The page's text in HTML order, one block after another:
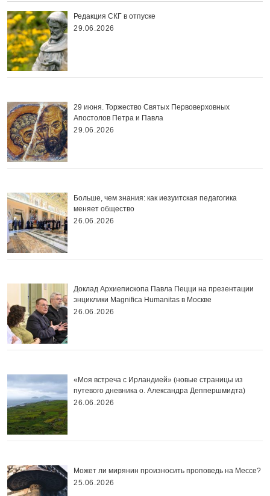
Редакция СКГ в отпуске
29.06.2026
29 июня. Торжество Святых Первоверховных
Апостолов Петра и Павла
29.06.2026
Больше, чем знания: как иезуитская педагогика
меняет общество
26.06.2026
Доклад Архиепископа Павла Пецци на презентации
энциклики Magnifica Нumanitas в Москве
26.06.2026
«Моя встреча с Ирландией» (новые страницы из
путевого дневника о. Александра Деппершмидта)
26.06.2026
Может ли мирянин произносить проповедь на Мессе?
25.06.2026